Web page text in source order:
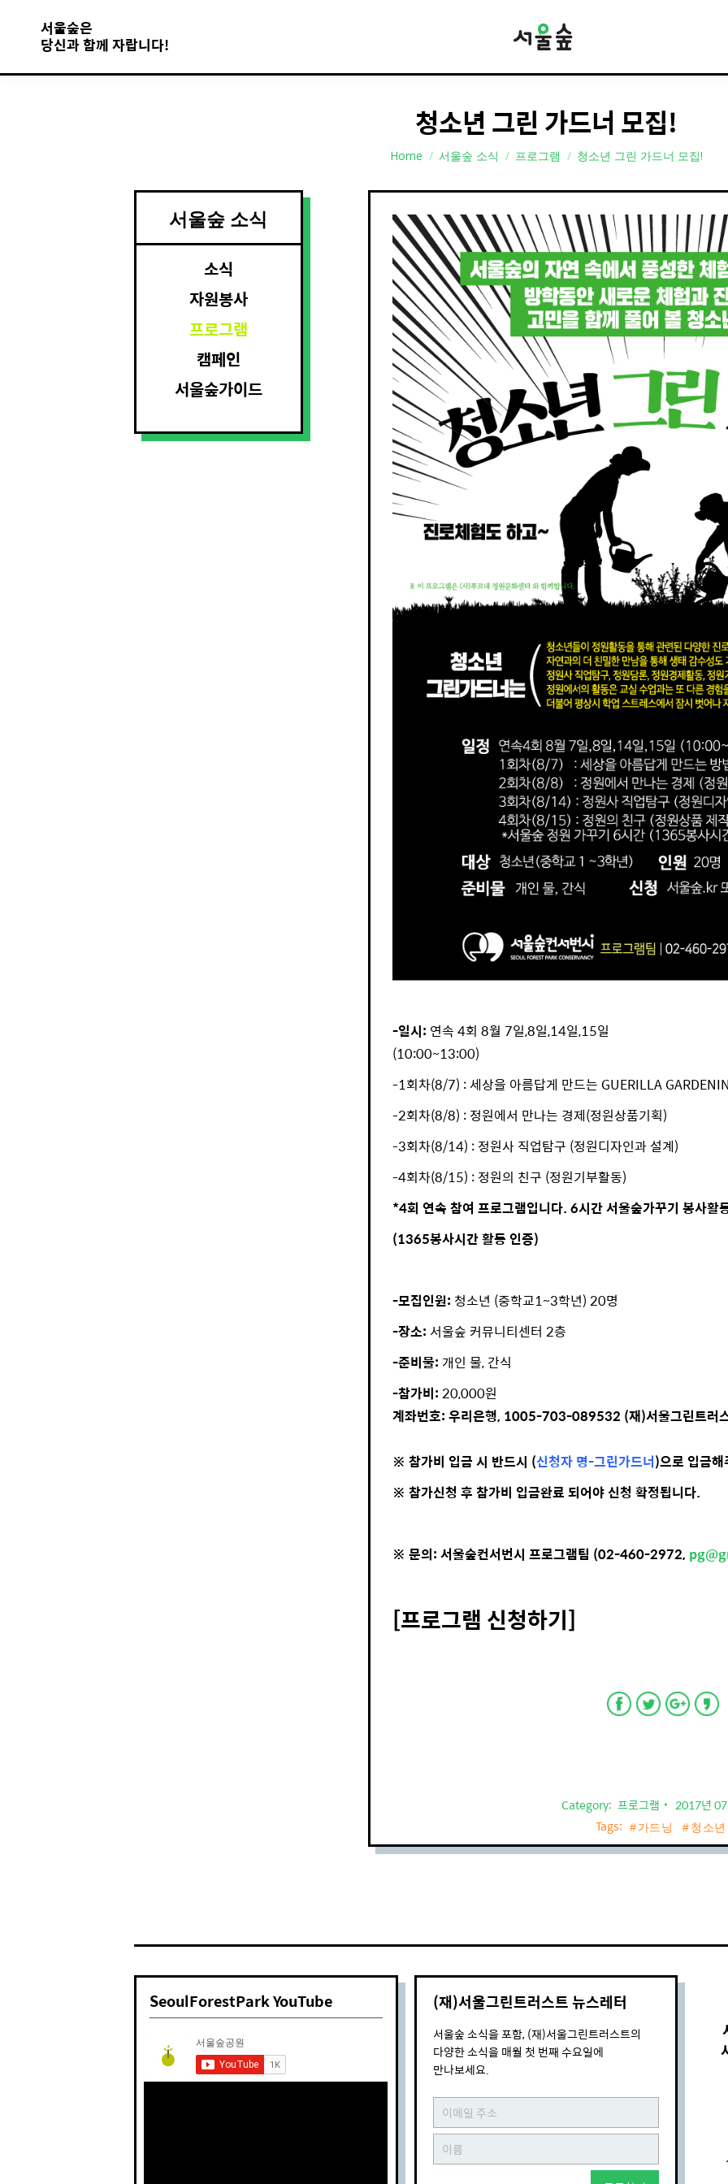
서울숲은
당신과 함께 자랍니다!
청소년 그린 가드너 모집!
You are here:
Home 서울숲 소식 프로그램 청소년 그린 가드너 모집!
-일시: 연속 4회 8월 7일,8일,14일,15일
(10:00~13:00)
-1회차(8/7) : 세상을 아름답게 만드는 GUERILLA
-2회차(8/8) : 정원에서 만나는 경제(정원상품기획)
-3회차(8/14) : 정원사 직업탐구 (정원디자인과 설계)
-4회차(8/15) : 정원의 친구 (정원기부활동)
*4회 연속 참여 프로그램입니다. 6시간 서울숲가꾸기 봉사활
(1365봉사시간 활동 인증)
-모집인원: 청소년 (중학교1~3학년) 20명
-장소: 서울숲 커뮤니티센터 2층
-준비물: 개인 물, 간식
-참가비: 20,000원
계좌번호: 우리은행, 1005-703-089532 (재)서울그린트러
※ 참가비 입금 시 반드시 (신청자 명-그린가드너)으로 입금
※ 참가신청 후 참가비 입금완료 되어야 신청 확정됩니다.
※ 문의: 서울숲컨서번시 프로그램팀 (02-460-2972,
[프로그램 신청하기]
Category: 프로그램
2017년
Tags:
가드닝 청소년
서울숲 소식
소식
자원봉사
프로그램
캠페인
서울숲가이드
SeoulForestPark YouTube (재)서울그린트러스트 뉴스레터
서울숲 소식을 포함, (재)서울그린트러스트의
다양한 소식을 매월 첫 번째 수요일에
만나보세요.